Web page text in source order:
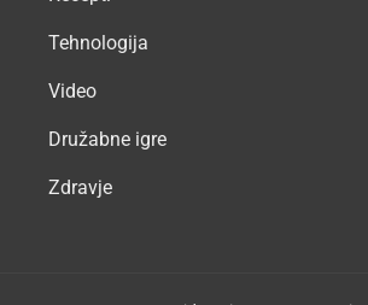
Tehnologija
Video
Družabne igre
Zdravje